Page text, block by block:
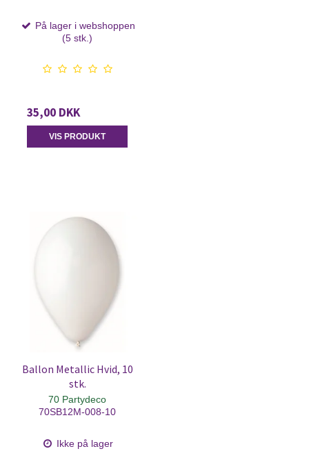
På lager i webshoppen
(5 stk.)
35,00 DKK
VIS PRODUKT
Ballon Metallic Hvid, 10
stk.
70 Partydeco
70SB12M-008-10
Ikke på lager